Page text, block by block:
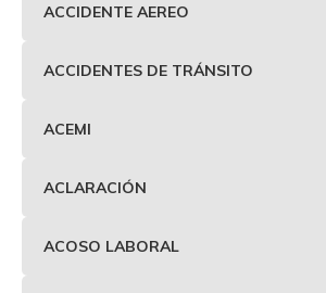
ACCIDENTE AEREO
ACCIDENTES DE TRÁNSITO
ACEMI
ACLARACIÓN
ACOSO LABORAL